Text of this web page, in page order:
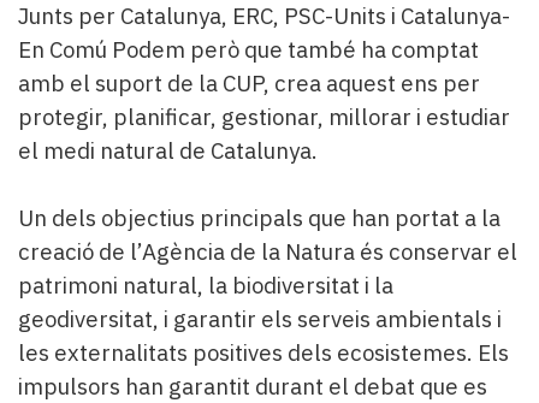
Junts per Catalunya, ERC, PSC-Units i Catalunya-
En Comú Podem però que també ha comptat
amb el suport de la CUP, crea aquest ens per
protegir, planificar, gestionar, millorar i estudiar
el medi natural de Catalunya.
Un dels objectius principals que han portat a la
creació de l’Agència de la Natura és conservar el
patrimoni natural, la biodiversitat i la
geodiversitat, i garantir els serveis ambientals i
les externalitats positives dels ecosistemes. Els
impulsors han garantit durant el debat que es